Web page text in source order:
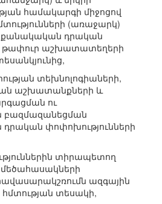
համակարգի միջոցով
(առաջարկ)
քանակական դրական
թափուր աշխատատեղերի
տեխնոլոգիաների,
աշխատանքների և
ու
բազմազանեցման
փոփոխությունների
տիրապետող
ազգային
տեսակի,